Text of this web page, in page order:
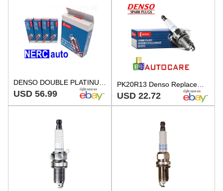
USD 56.99 USD 22.72